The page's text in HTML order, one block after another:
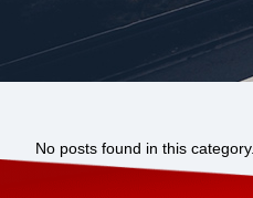
No posts found in this category.